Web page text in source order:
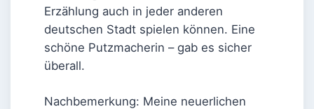
Erzählung auch in jeder anderen
deutschen Stadt spielen können. Eine
schöne Putzmacherin – gab es sicher
überall.
Nachbemerkung: Meine neuerlichen